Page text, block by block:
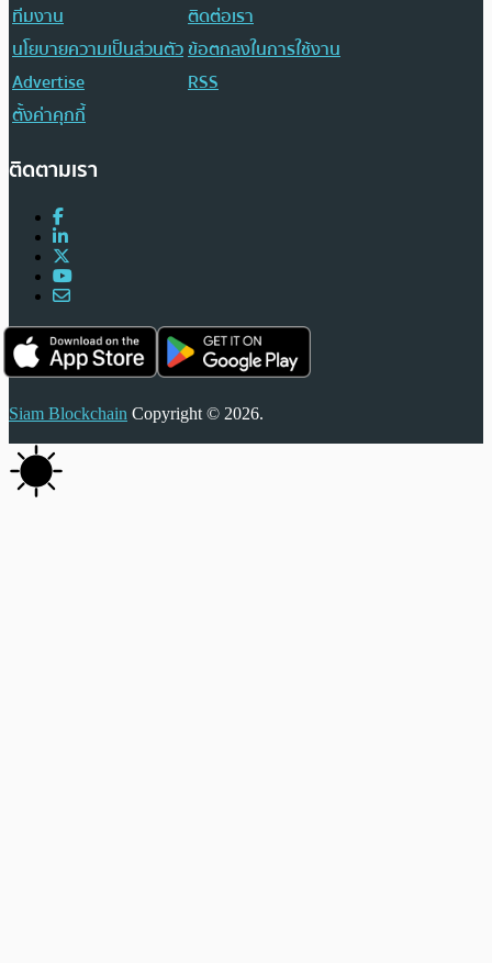
ทีมงาน
ติดต่อเรา
นโยบายความเป็นส่วนตัวข้อตกลงในการใช้งาน
Advertise
RSS
ตั้งค่าคุกกี้
ติดตามเรา
Siam Blockchain Copyright © 2026.